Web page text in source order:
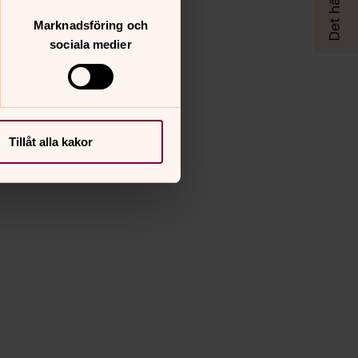
Marknadsföring och
sociala medier
Tillåt alla kakor